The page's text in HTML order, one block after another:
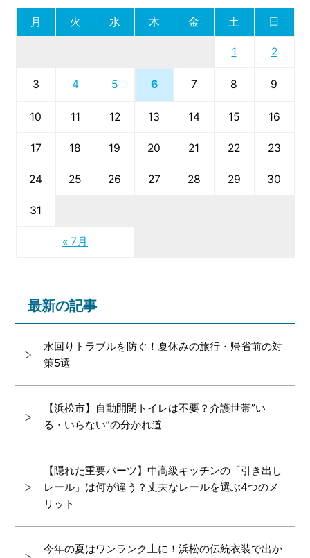
月 火 水 木 金 土 日
« 7月
1 2
3 4 5 6 7 8 9
10 11 12 13 14 15 16
17 18 19 20 21 22 23
24 25 26 27 28 29 30
31
最新の記事
水回りトラブルを防ぐ！夏休みの旅行・帰省前の対
策5選
【浜松市】自動開閉トイレは不要？介護世帯”い
る・いらない”の分かれ道
【隠れた重要パーツ】中高級キッチンの「引き出し
レール」は何が違う？丈夫なレールを選ぶ4つのメ
リット
今年の夏はワンランク上に！浜松の伝統衣装で出か